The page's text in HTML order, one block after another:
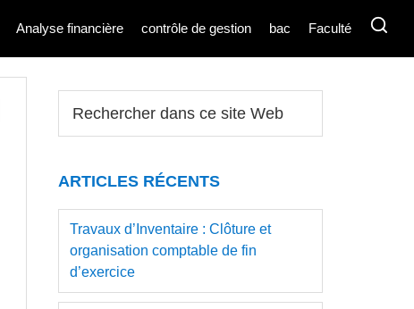
Analyse financière contrôle de gestion bac Faculté
Barre
latérale
dans
Web
ARTICLES RÉCENTS
Travaux d’Inventaire : Clôture et
organisation comptable de fin
d’exercice